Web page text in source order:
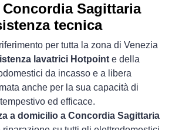
Sagittaria
tecnica
per tutta la zona di Venezia
lavatrici Hotpoint e della
da incasso e a libera
anche per la sua capacità di
ed efficace.
a domicilio a Concordia Sagittaria